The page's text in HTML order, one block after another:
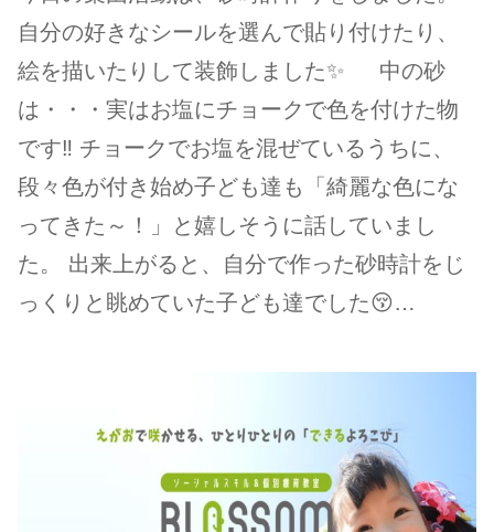
自分の好きなシールを選んで貼り付けたり、
絵を描いたりして装飾しました✨ 中の砂
は・・・実はお塩にチョークで色を付けた物
です‼ チョークでお塩を混ぜているうちに、
段々色が付き始め子ども達も「綺麗な色にな
ってきた～！」と嬉しそうに話していまし
た。 出来上がると、自分で作った砂時計をじ
っくりと眺めていた子ども達でした😚…